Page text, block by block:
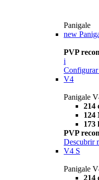
Panigale
new
PVP
i
Configurar
V4
Panigale
214
124
173
PVP
Descubrir
V4 S
Panigale
214